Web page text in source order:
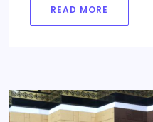
READ MORE